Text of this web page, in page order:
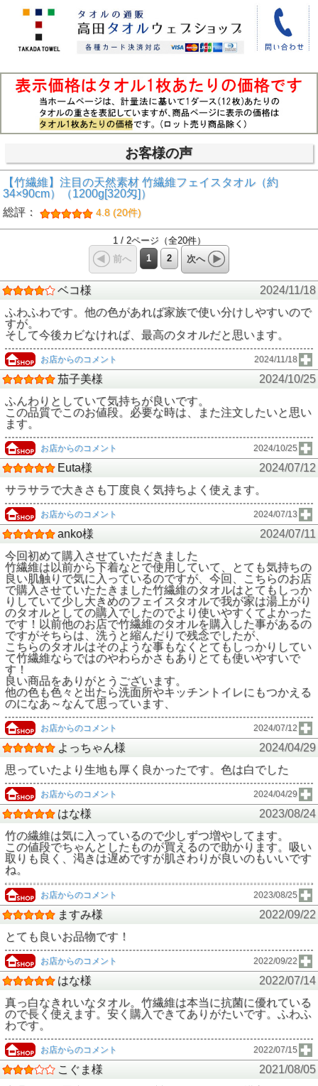
お客様の声
【竹繊維】注目の天然素材 竹繊維フェイスタオル（約
34×90cm）（1200g[320匁]）
総評：
4.8 (20件)
1 / 2ページ（全20件）
前へ
1 2 次へ
ベコ様
2024/11/18
ふわふわです。他の色があれば家族で使い分けしやすいので
すが。
そして今後カビなければ、最高のタオルだと思います。
お店からのコメント 2024/11/18
茄子美様
2024/10/25
ふんわりとしていて気持ちが良いです。
この品質でこのお値段。必要な時は、また注文したいと思い
ます。
お店からのコメント 2024/10/25
Euta様
2024/07/12
サラサラで大きさも丁度良く気持ちよく使えます。
お店からのコメント 2024/07/13
anko様
2024/07/11
今回初めて購入させていただきました
竹繊維は以前から下着なとで使用していて、とても気持ちの
良い肌触りで気に入っているのですが、今回、こちらのお店
で購入させていたたきました竹繊維のタオルはとてもしっか
りしていて少し大きめのフェイスタオルで我が家は湯上がり
のタオルとしての購入でしたのでより使いやすくてよかった
です！以前他のお店で竹繊維のタオルを購入した事があるの
ですがそちらは、洗うと縮んだりで残念でしたが、
こちらのタオルはそのような事もなくとてもしっかりしてい
て竹繊維ならではのやわらかさもありとても使いやすいで
す！
良い商品をありがとうございます。
他の色も色々と出たら洗面所やキッチントイレにもつかえる
のになあ～なんて思っています、
お店からのコメント 2024/07/12
よっちゃん様
2024/04/29
思っていたより生地も厚く良かったです。色は白でした
お店からのコメント 2024/04/29
はな様
2023/08/24
竹の繊維は気に入っているので少しずつ増やしてます。
この値段でちゃんとしたものが買えるので助かります。吸い
取りも良く、渇きは遅めですが肌さわりが良いのもいいです
ね。
お店からのコメント 2023/08/25
ますみ様
2022/09/22
とても良いお品物です！
お店からのコメント 2022/09/22
はな様
2022/07/14
真っ白なきれいなタオル。竹繊維は本当に抗菌に優れている
ので長く使えます。安く購入できてありがたいです。ふわふ
わです。
お店からのコメント 2022/07/15
こぐま様
2021/08/05